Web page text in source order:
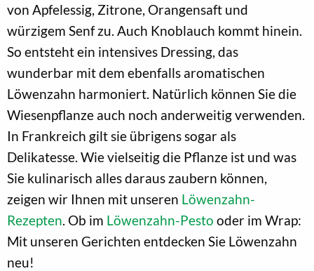
von Apfelessig, Zitrone, Orangensaft und
würzigem Senf zu. Auch Knoblauch kommt hinein.
So entsteht ein intensives Dressing, das
wunderbar mit dem ebenfalls aromatischen
Löwenzahn harmoniert. Natürlich können Sie die
Wiesenpflanze auch noch anderweitig verwenden.
In Frankreich gilt sie übrigens sogar als
Delikatesse. Wie vielseitig die Pflanze ist und was
Sie kulinarisch alles daraus zaubern können,
zeigen wir Ihnen mit unseren Löwenzahn-
Rezepten. Ob im Löwenzahn-Pesto oder im Wrap:
Mit unseren Gerichten entdecken Sie Löwenzahn
neu!